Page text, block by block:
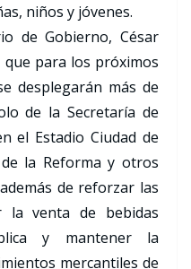
niños y jóvenes.
de Gobierno, César
para los próximos
desplegarán más de
de la Secretaría de
el Estadio Ciudad de
la Reforma y otros
de reforzar las
la venta de bebidas
y mantener la
mercantiles de